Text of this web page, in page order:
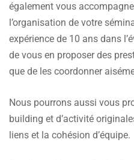
également vous
l’organisation de votre
expérience de 10 ans dans
de vous en proposer des
que de les coordonner
Nous pourrons aussi vous
building et d’activité
liens et la cohésion d’équipe.